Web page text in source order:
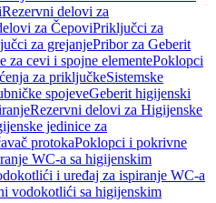
Rezervni delovi za
za ČepoviPriključci za
za grejanjePribor za Geberit
za cevi i spojne elementePoklopci
za priključkeSistemske
spojeveGeberit higijenski
Rezervni delovi za Higijenske
jedinice za
protokaPoklopci i pokrivne
WC-a sa higijenskim
i uređaj za ispiranje WC-a
vodokotlići sa higijenskim